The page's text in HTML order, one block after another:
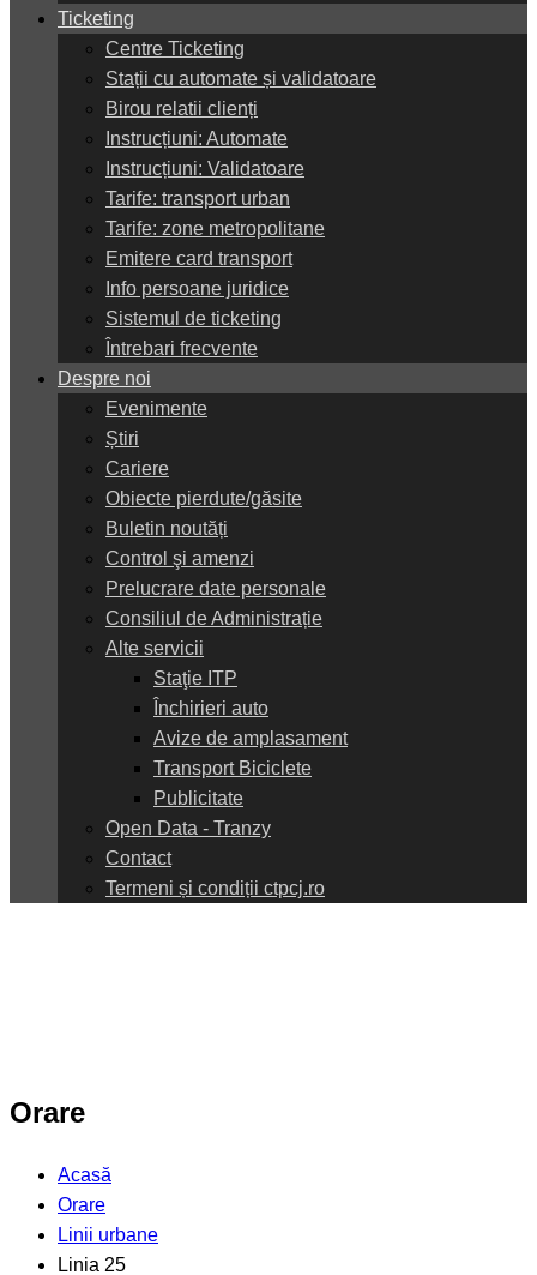
Ticketing
Centre Ticketing
Stații cu automate și validatoare
Birou relatii clienți
Instrucțiuni: Automate
Instrucțiuni: Validatoare
Tarife: transport urban
Tarife: zone metropolitane
Emitere card transport
Info persoane juridice
Sistemul de ticketing
Întrebari frecvente
Despre noi
Evenimente
Știri
Cariere
Obiecte pierdute/găsite
Buletin noutăți
Control şi amenzi
Prelucrare date personale
Consiliul de Administrație
Alte servicii
Staţie ITP
Închirieri auto
Avize de amplasament
Transport Biciclete
Publicitate
Open Data - Tranzy
Contact
Termeni și condiții ctpcj.ro
Orare
Acasă
Orare
Linii urbane
Linia 25